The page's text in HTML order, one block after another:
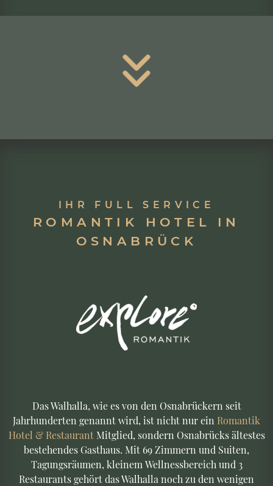
IHR FULL SERVICE
ROMANTIK HOTEL IN
OSNABRÜCK
Das Walhalla, wie es von den Osnabrückern seit
Jahrhunderten genannt wird, ist nicht nur ein Romantik
Hotel & RestaurantMitglied, sondern Osnabrücks ältestes
bestehendes Gasthaus. Mit 69 Zimmern und Suiten,
Tagungsräumen, kleinem Wellnessbereich und 3
Restaurants gehört das Walhalla noch zu den wenigen